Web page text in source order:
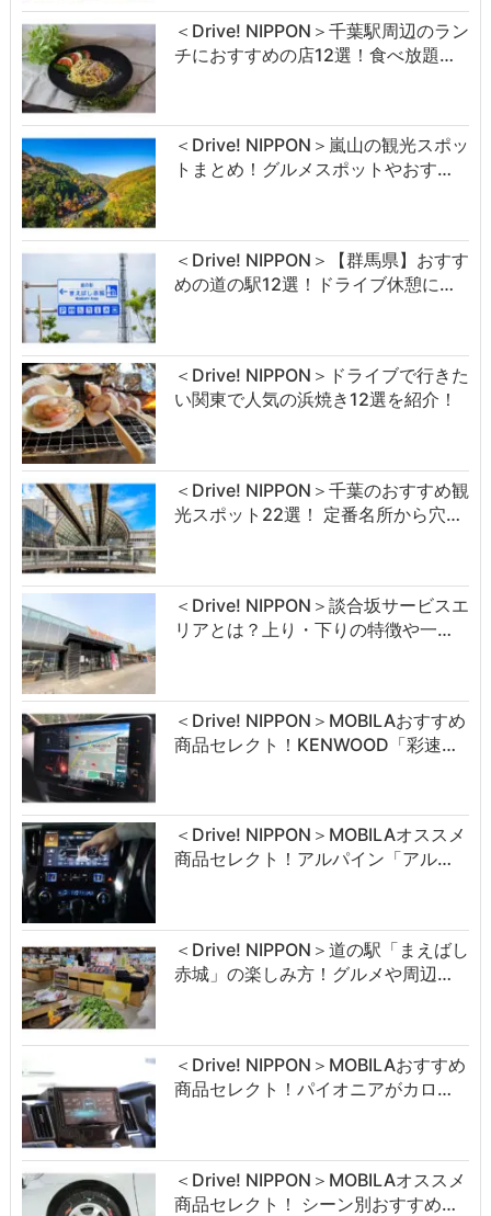
＜Drive! NIPPON＞千葉駅周辺のラン
チにおすすめの店12選！食べ放題…
＜Drive! NIPPON＞嵐山の観光スポッ
トまとめ！グルメスポットやおす…
＜Drive! NIPPON＞【群馬県】おすす
めの道の駅12選！ドライブ休憩に…
＜Drive! NIPPON＞ドライブで行きた
い関東で人気の浜焼き12選を紹介！
＜Drive! NIPPON＞千葉のおすすめ観
光スポット22選！ 定番名所から穴…
＜Drive! NIPPON＞談合坂サービスエ
リアとは？上り・下りの特徴や一…
＜Drive! NIPPON＞MOBILAおすすめ
商品セレクト！KENWOOD「彩速…
＜Drive! NIPPON＞MOBILAオススメ
商品セレクト！アルパイン「アル…
＜Drive! NIPPON＞道の駅「まえばし
赤城」の楽しみ方！グルメや周辺…
＜Drive! NIPPON＞MOBILAおすすめ
商品セレクト！パイオニアがカロ…
＜Drive! NIPPON＞MOBILAオススメ
商品セレクト！ シーン別おすすめ…